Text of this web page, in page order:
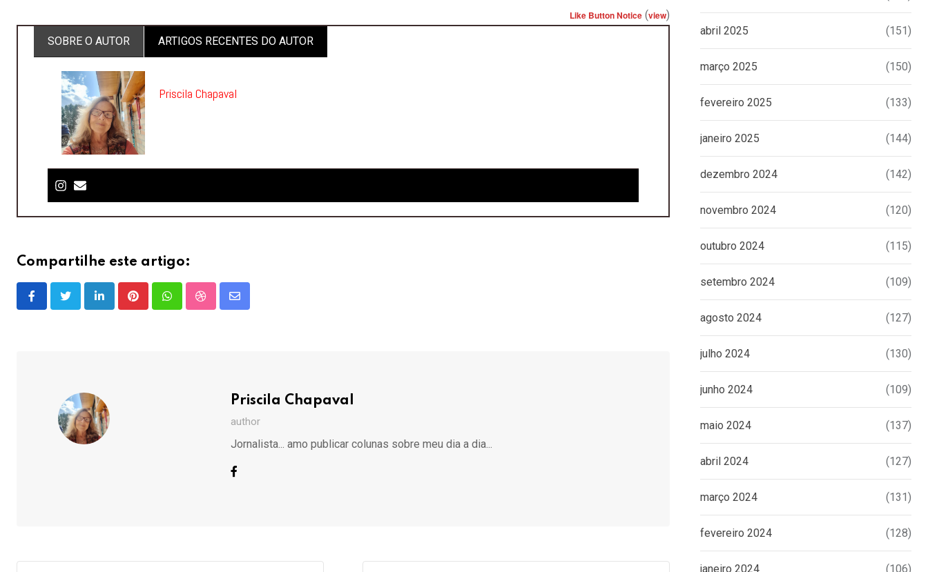
Like Button Notice (view)
SOBRE O AUTOR
ARTIGOS RECENTES DO AUTOR
Priscila Chapaval
Compartilhe este artigo:
LinkedInPinterestWhatsappStumbleUpon
Share
Priscila Chapaval
author
Jornalista... amo publicar colunas sobre meu dia a dia...
abril 2025 (151)
março 2025 (150)
fevereiro 2025 (133)
janeiro 2025 (144)
dezembro 2024 (142)
novembro 2024 (120)
outubro 2024 (115)
setembro 2024 (109)
agosto 2024 (127)
julho 2024 (130)
junho 2024 (109)
maio 2024 (137)
abril 2024 (127)
março 2024 (131)
fevereiro 2024 (128)
janeiro 2024 (106)